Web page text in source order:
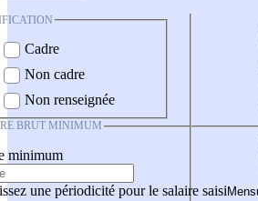
Cadre
Non cadre
Non renseignée
BRUT MINIMUM
minimum
une périodicité pour le salaire saisi